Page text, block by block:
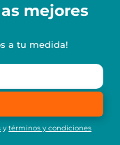
mejores
a tu medida!
ytérminos y condiciones